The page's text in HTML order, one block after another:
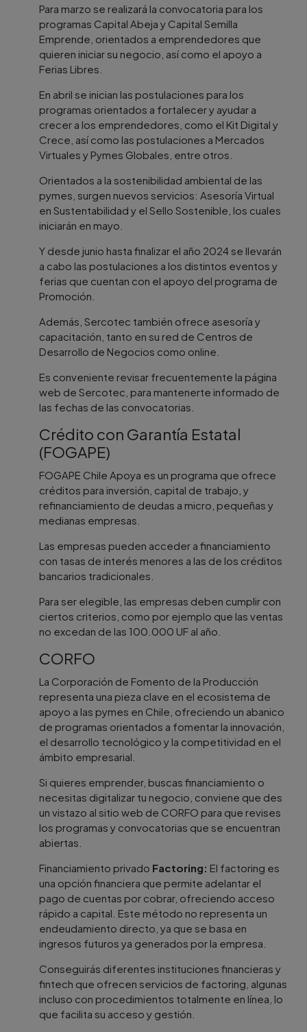
Para marzo se realizará la convocatoria para los
programas Capital Abeja y Capital Semilla
Emprende, orientados a emprendedores que
quieren iniciar su negocio, así como el apoyo a
Ferias Libres.
En abril se inician las postulaciones para los
programas orientados a fortalecer y ayudar a
crecer a los emprendedores, como el Kit Digital y
Crece, así como las postulaciones a Mercados
Virtuales y Pymes Globales, entre otros.
Orientados a la sostenibilidad ambiental de las
pymes, surgen nuevos servicios: Asesoría Virtual
en Sustentabilidad y el Sello Sostenible, los cuales
iniciarán en mayo.
Y desde junio hasta finalizar el año 2024 se llevarán
a cabo las postulaciones a los distintos eventos y
ferias que cuentan con el apoyo del programa de
Promoción.
Además, Sercotec también ofrece asesoría y
capacitación, tanto en su red de Centros de
Desarrollo de Negocios como online.
Es conveniente revisar frecuentemente la página
web de Sercotec, para mantenerte informado de
las fechas de las convocatorias.
Crédito con Garantía Estatal
(FOGAPE)
FOGAPE Chile Apoya es un programa que ofrece
créditos para inversión, capital de trabajo, y
refinanciamiento de deudas a micro, pequeñas y
medianas empresas.
Las empresas pueden acceder a financiamiento
con tasas de interés menores a las de los créditos
bancarios tradicionales.
Para ser elegible, las empresas deben cumplir con
ciertos criterios, como por ejemplo que las ventas
no excedan de las 100.000 UF al año.
CORFO
La Corporación de Fomento de la Producción
representa una pieza clave en el ecosistema de
apoyo a las pymes en Chile, ofreciendo un abanico
de programas orientados a fomentar la innovación,
el desarrollo tecnológico y la competitividad en el
ámbito empresarial.
Si quieres emprender, buscas financiamiento o
necesitas digitalizar tu negocio, conviene que des
un vistazo al sitio web de CORFO para que revises
los programas y convocatorias que se encuentran
abiertas.
Financiamiento privado Factoring: El factoring es
una opción financiera que permite adelantar el
pago de cuentas por cobrar, ofreciendo acceso
rápido a capital. Este método no representa un
endeudamiento directo, ya que se basa en
ingresos futuros ya generados por la empresa.
Conseguirás diferentes instituciones financieras y
fintech que ofrecen servicios de factoring, algunas
incluso con procedimientos totalmente en línea, lo
que facilita su acceso y gestión.